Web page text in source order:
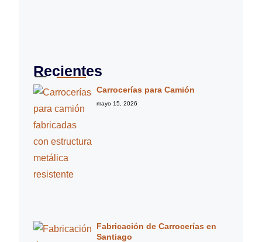
Recientes
Carrocerías para Camión
mayo 15, 2026
Fabricación de Carrocerías en
Santiago